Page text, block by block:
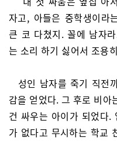
자고, 아들은 중학생이라
큰 코 다쳤지. 꼴에 남자
는 소리 하기 싫어서 조용
성인 남자를 죽기 직전
감을 얻었다. 그 후로 비아
건 싸우는 아이가 되었다.
가 없다고 무시하는 학교